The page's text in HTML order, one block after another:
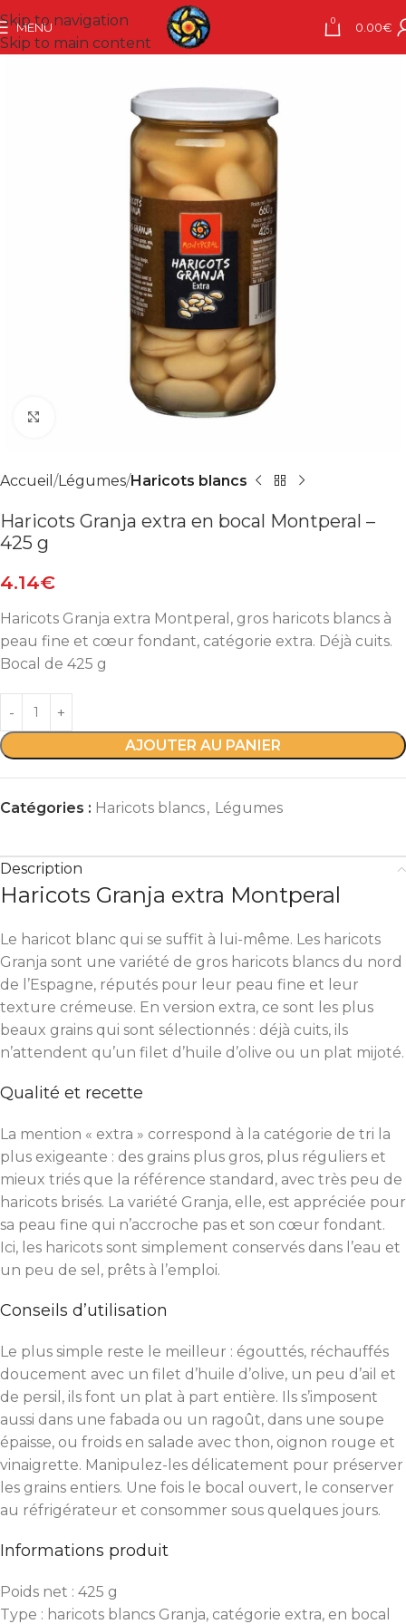
Skip to navigation
Skip to main content
MENU 0 0.00€
Accueil Légumes Haricots blancs
Haricots Granja extra en bocal Montperal –
425 g
4.14€
Haricots Granja extra Montperal, gros haricots blancs à
peau fine et cœur fondant, catégorie extra. Déjà cuits.
Bocal de 425 g
AJOUTER AU PANIER
Catégories : Haricots blancs, Légumes
Description
Haricots Granja extra Montperal
Le haricot blanc qui se suffit à lui-même. Les haricots
Granja sont une variété de gros haricots blancs du nord
de l’Espagne, réputés pour leur peau fine et leur
texture crémeuse. En version extra, ce sont les plus
beaux grains qui sont sélectionnés : déjà cuits, ils
n’attendent qu’un filet d’huile d’olive ou un plat mijoté.
Qualité et recette
La mention « extra » correspond à la catégorie de tri la
plus exigeante : des grains plus gros, plus réguliers et
mieux triés que la référence standard, avec très peu de
haricots brisés. La variété Granja, elle, est appréciée pour
sa peau fine qui n’accroche pas et son cœur fondant.
Ici, les haricots sont simplement conservés dans l’eau et
un peu de sel, prêts à l’emploi.
Conseils d’utilisation
Le plus simple reste le meilleur : égouttés, réchauffés
doucement avec un filet d’huile d’olive, un peu d’ail et
de persil, ils font un plat à part entière. Ils s’imposent
aussi dans une fabada ou un ragoût, dans une soupe
épaisse, ou froids en salade avec thon, oignon rouge et
vinaigrette. Manipulez-les délicatement pour préserver
les grains entiers. Une fois le bocal ouvert, le conserver
au réfrigérateur et consommer sous quelques jours.
Informations produit
Poids net : 425 g
Type : haricots blancs Granja, catégorie extra, en bocal